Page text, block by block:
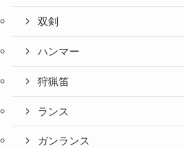
双剣
ハンマー
狩猟笛
ランス
ガンランス